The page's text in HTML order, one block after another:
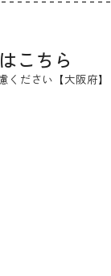
こちら
ださい【大阪府】